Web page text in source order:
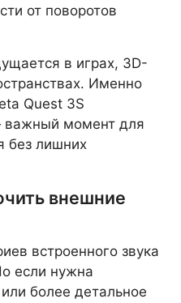
от поворотов
в играх, 3D-
Именно
Quest 3S
важный момент для
без лишних
внешние
встроенного звука
если нужна
более детальное